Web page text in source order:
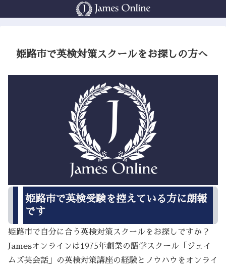
姫路市で英検対策スクールをお探しの方へ
姫路市で英検受験を控えている方に朗報
です
姫路市で自分に合う英検対策スクールをお探しですか？
Jamesオンラインは1975年創業の語学スクール「ジェイ
ムズ英会話」の英検対策講座の経験とノウハウをオンライ